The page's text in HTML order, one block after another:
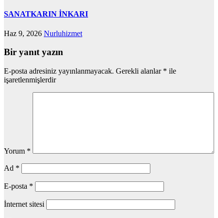
SANATKARIN İNKARI
Haz 9, 2026 Nurluhizmet
Bir yanıt yazın
E-posta adresiniz yayınlanmayacak. Gerekli alanlar * ile
işaretlenmişlerdir
Yorum *
Ad *
E-posta *
İnternet sitesi